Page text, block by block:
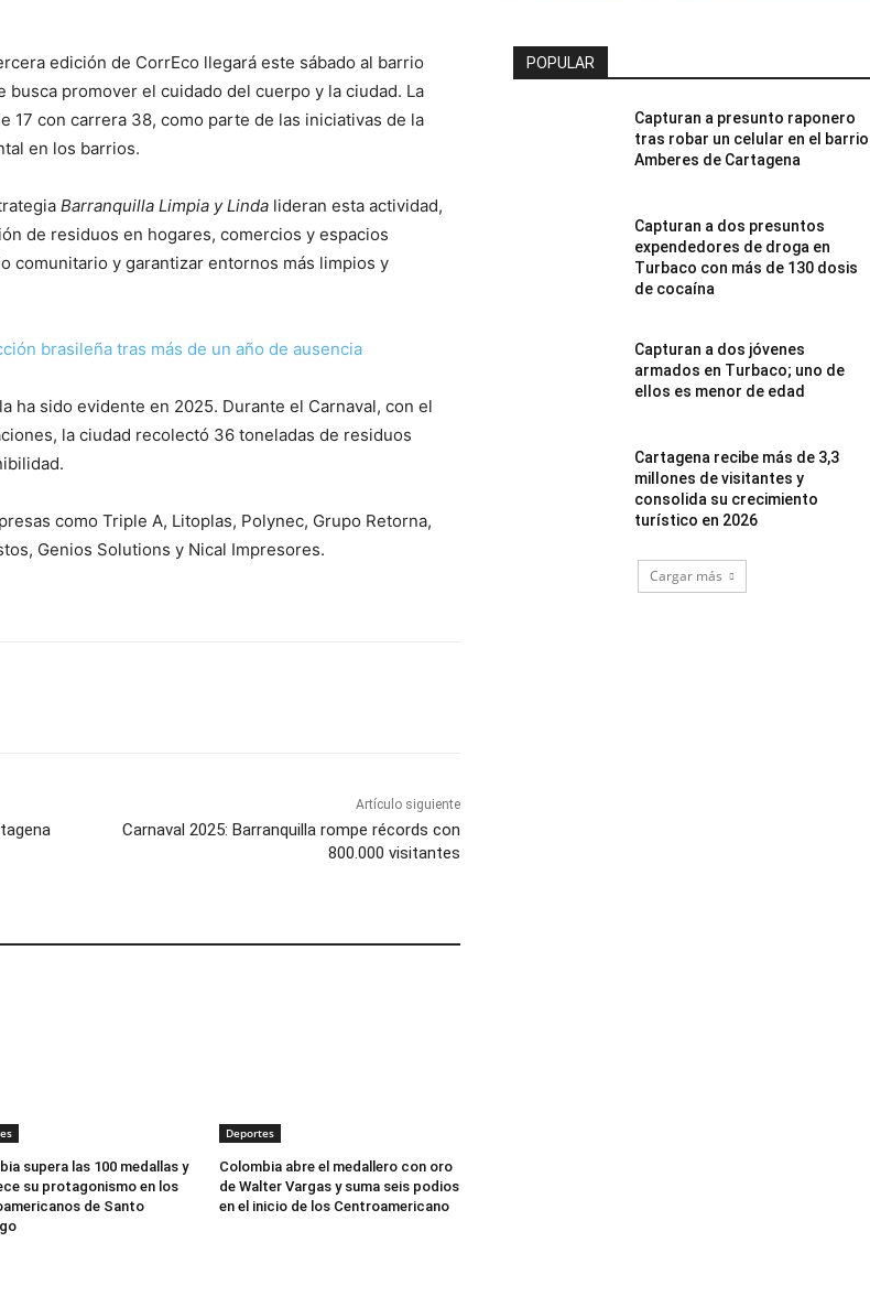
edición de CorrEco llegará este sábado al barrio
busca promover el cuidado del cuerpo y la ciudad. La
17 con carrera 38, como parte de las iniciativas de la
en los barrios.
Barranquilla Limpia y Linda lideran esta actividad,
de residuos en hogares, comercios y espacios
comunitario y garantizar entornos más limpios y
brasileña tras más de un año de ausencia
ha sido evidente en 2025. Durante el Carnaval, con el
la ciudad recolectó 36 toneladas de residuos
como Triple A, Litoplas, Polynec, Grupo Retorna,
Genios Solutions y Nical Impresores.
Artículo siguiente
Carnaval 2025: Barranquilla rompe récords con
800.000 visitantes
supera las 100 medallas y
su protagonismo en los
de Santo
Deportes
Colombia abre el medallero con oro
de Walter Vargas y suma seis podios
en el inicio de los Centroamericano
POPULAR
Capturan a presunto raponero
tras robar un celular en el barrio
Amberes de Cartagena
Capturan a dos presuntos
expendedores de droga en
Turbaco con más de 130 dosis
de cocaína
Capturan a dos jóvenes
armados en Turbaco; uno de
ellos es menor de edad
Cartagena recibe más de 3,3
millones de visitantes y
consolida su crecimiento
turístico en 2026
Cargar más